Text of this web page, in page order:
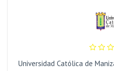
Universidad Católica de